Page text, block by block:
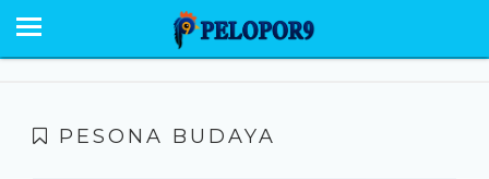
BERANDA
PESONA BUDAYA